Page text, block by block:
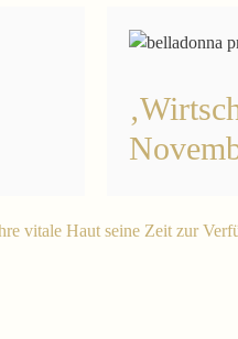
vitale Haut seine Zeit zur